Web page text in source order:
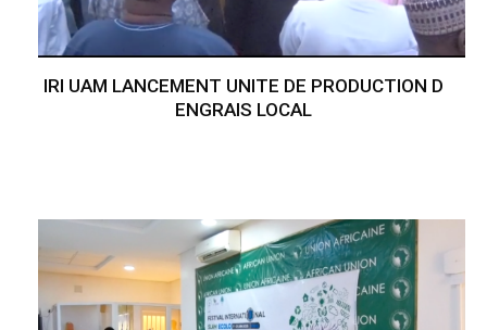
IRI UAM LANCEMENT UNITE DE PRODUCTION D
ENGRAIS LOCAL